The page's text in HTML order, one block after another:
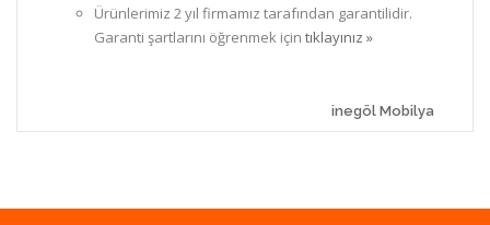
Ürünlerimiz 2 yıl firmamız tarafından garantilidir.
Garanti şartlarını öğrenmek için tıklayınız »
inegöl Mobilya